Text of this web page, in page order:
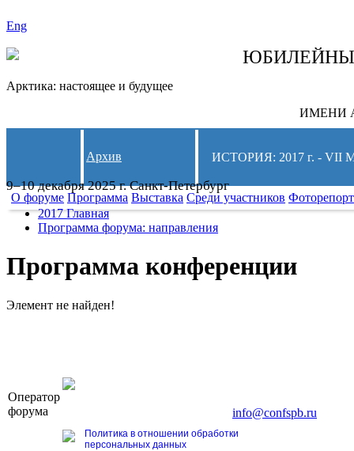
Eng
Арктика: настоящее и будущее
ИМЕНИ
9–10 декабря 2025 г. Санкт-Петербург
Архив ИСТОРИЯ: 2017 г. -
О форуме Программа Выставка Среди участников
2017 Главная
Программа форума: направления
Программа конференции
Элемент не найден!
Оператор
форума
info@confspb.ru
Политика в отношении обработки
персональных данных